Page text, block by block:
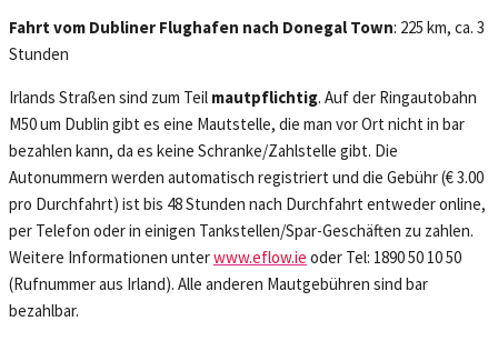
Fahrt vom Dubliner Flughafen nach Donegal Town: 225 km, ca. 3
Stunden
Irlands Straßen sind zum Teil mautpflichtig. Auf der Ringautobahn
M50 um Dublin gibt es eine Mautstelle, die man vor Ort nicht in bar
bezahlen kann, da es keine Schranke/Zahlstelle gibt. Die
Autonummern werden automatisch registriert und die Gebühr (€ 3.00
pro Durchfahrt) ist bis 48 Stunden nach Durchfahrt entweder online,
per Telefon oder in einigen Tankstellen/Spar-Geschäften zu zahlen.
Weitere Informationen unterwww.eflow.ie oder Tel: 1890 50 10 50
(Rufnummer aus Irland). Alle anderen Mautgebühren sind bar
bezahlbar.